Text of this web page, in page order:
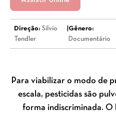
Direção: Silvio
Tendler
Gênero:
Documentário
Para viabilizar o modo de
escala, pesticidas são
forma indiscriminada. O